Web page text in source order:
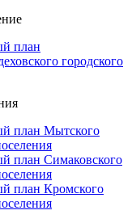
план
городского
план Мытского
план Симаковского
план Кромского